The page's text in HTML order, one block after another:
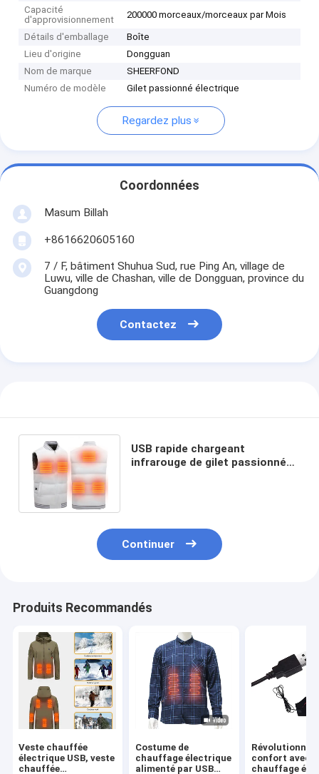
Capacité
d'approvisionnement
200000 morceaux/morceaux par Mois
Détails d'emballage
Boîte
Lieu d'origine
Dongguan
Nom de marque
SHEERFOND
Numéro de modèle
Gilet passionné électrique
Regardez plus
Coordonnées
Masum Billah
+8616620605160
7 / F, bâtiment Shuhua Sud, rue Ping An, village de
Luwu, ville de Chashan, ville de Dongguan, province du
Guangdong
Contactez
USB rapide chargeant
infrarouge de gilet passionné
Continuer
Produits Recommandés
Veste chauffée
électrique USB, veste
chauffée
Costume de
chauffage électrique
alimenté par USB
confort avec
chauffage